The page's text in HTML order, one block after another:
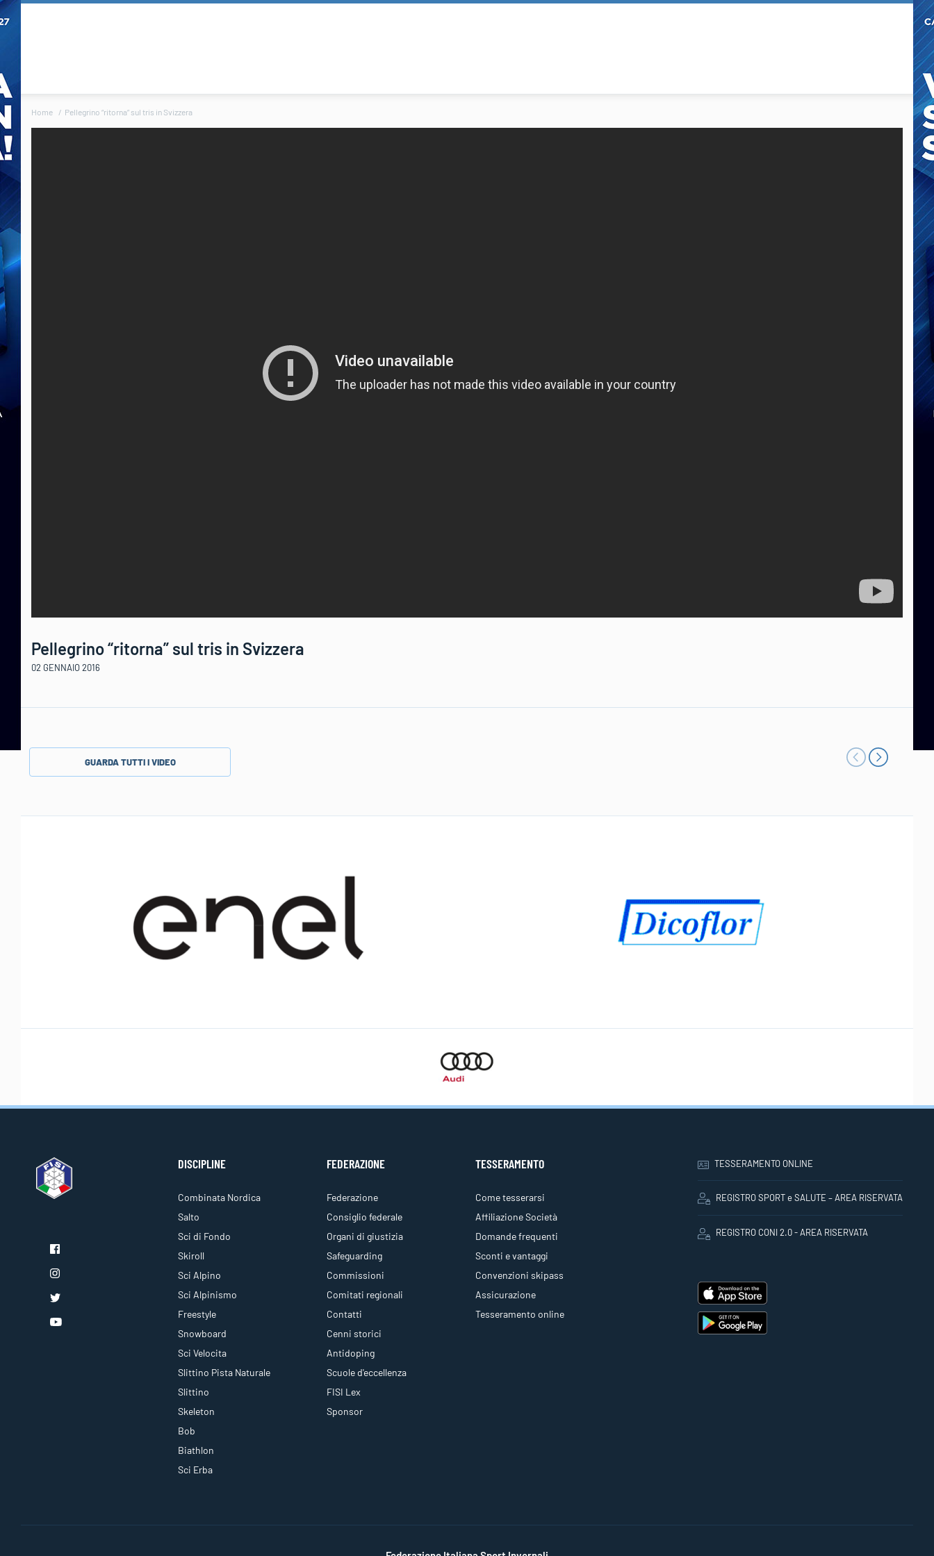
Home Pellegrino “ritorna” sul tris in Svizzera
Pellegrino “ritorna” sul tris in Svizzera
02 GENNAIO 2016
GUARDA TUTTI I VIDEO
DISCIPLINE
Combinata Nordica
Salto
Sci di Fondo
Skiroll
Sci Alpino
Sci Alpinismo
Freestyle
Snowboard
Sci Velocita
Slittino Pista Naturale
Slittino
Skeleton
Bob
Biathlon
Sci Erba
FEDERAZIONE
Federazione
Consiglio federale
Organi di giustizia
Safeguarding
Commissioni
Comitati regionali
Contatti
Cenni storici
Antidoping
Scuole d'eccellenza
FISI Lex
Sponsor
TESSERAMENTO
Come tesserarsi
Affiliazione Società
Domande frequenti
Sconti e vantaggi
Convenzioni skipass
Assicurazione
Tesseramento online
TESSERAMENTO ONLINE
REGISTRO SPORT e SALUTE – AREA RISERVATA
REGISTRO CONI 2.0 - AREA RISERVATA